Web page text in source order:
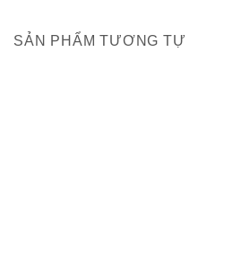
SẢN PHẨM TƯƠNG TỰ